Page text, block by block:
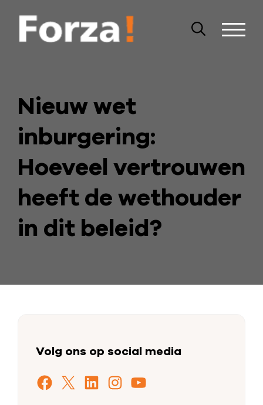
Nieuw wet
inburgering:
Hoeveel vertrouwen
heeft de wethouder
in dit beleid?
Volg ons op social media
Facebook X LinkedIn Instagram YouTube